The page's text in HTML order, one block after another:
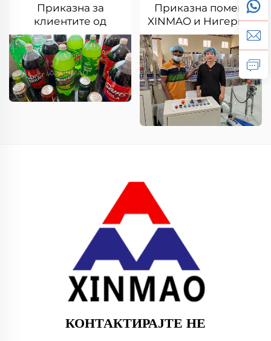
Приказна за
клиентите од
Алжир
Приказна помеѓу
XINMAO и Нигерија
Оба
КОНТАКТИРАЈТЕ НЕ